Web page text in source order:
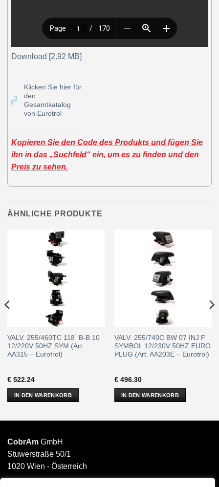
Download [2.92 MB]
Klicken Sie hier für
den
Gesamtkatalog
von Eurotrol
Kopieren Sie den Code des Produkts und fügen Sie
ihn in das „Suchfeld“ ein, um es zu finden und den
Preis zu sehen.
ÄHNLICHE PRODUKTE
VALV. 255/460TC 118 ́ B-B 10
12/220V 50HZ SYM (Art.
AA315 – Eurotrol)
€522.24
IN DEN WARENKORB
VALV. 255/740C BW 07 INJ F
SYMBOL 12/230V 50HZ EURO
PLUG (Art. AA203E – Eurotrol)
€496.30
IN DEN WARENKORB
CobrAm GmbH
Stuwerstraße 50/1
1020 Wien - Österreich
______________________